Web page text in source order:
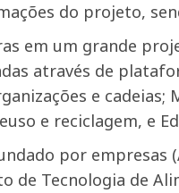
do projeto,
em um grande
através de
e
e reciclagem, e
por empresas
de Tecnologia de